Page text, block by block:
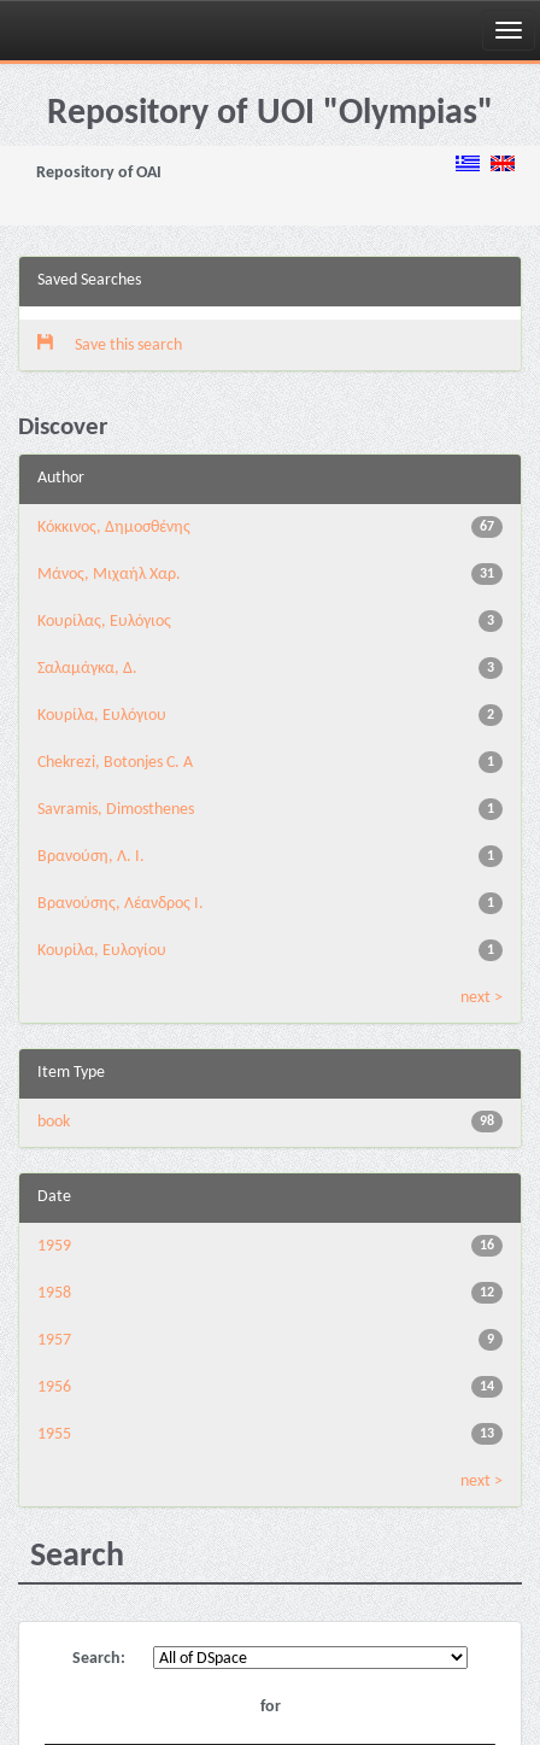
Skip
navigationRepository of UOI "Olympias"
Repository of OAI
Saved Searches
Save this search
Discover
Author
67
Κόκκινος, Δημοσθένης
31
Μάνος, Μιχαήλ Χαρ.
3
Κουρίλας, Ευλόγιος
3
Σαλαμάγκα, Δ.
2
Κουρίλα, Ευλόγιου
1
Chekrezi, Botonjes C. A
1
Savramis, Dimosthenes
1
Βρανούση, Λ. Ι.
1
Βρανούσης, Λέανδρος Ι.
1
Κουρίλα, Ευλογίου
next >
Item Type
98
book
Date
16
1959
12
1958
9
1957
14
1956
13
1955
next >
Search
Search:
for